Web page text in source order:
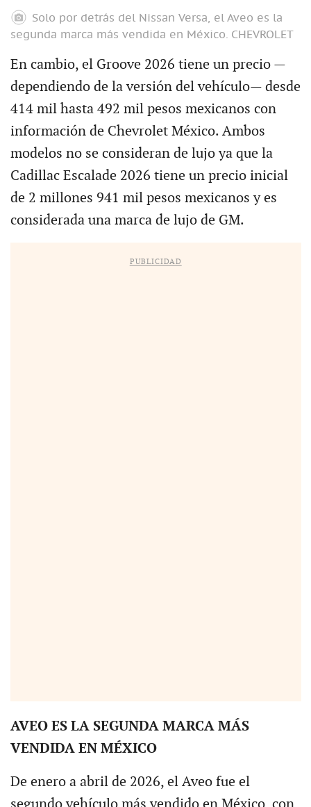
Solo por detrás del Nissan Versa, el Aveo es la
segunda marca más vendida en México. CHEVROLET
En cambio, el Groove 2026 tiene un precio —
dependiendo de la versión del vehículo— desde
414 mil hasta 492 mil pesos mexicanos con
información de Chevrolet México. Ambos
modelos no se consideran de lujo ya que la
Cadillac Escalade 2026 tiene un precio inicial
de 2 millones 941 mil pesos mexicanos y es
considerada una marca de lujo de GM.
PUBLICIDAD
AVEO ES LA SEGUNDA MARCA MÁS
VENDIDA EN MÉXICO
De enero a abril de 2026, el Aveo fue el